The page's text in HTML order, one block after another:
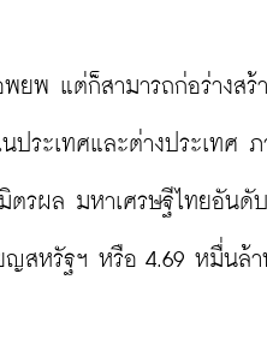
ยพ แต่ก็สามารถก่อร่างสร้
ประเทศและต่างประเทศ
ตรผล มหาเศรษฐีไทยอันดั
ญสหรัฐฯ หรือ 4.69 หมื่น